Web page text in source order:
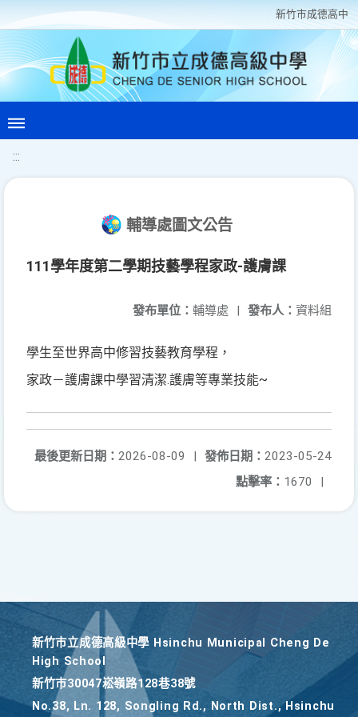
新竹巿成德高中
:::
輔導處圖文公告
111學年度第二學期技藝學程家政-護膚課
發布人： 資料組
發布單位： 輔導處 |
學生至世界高中修習技藝教育學程，
家政－護膚課中學習清潔.護膚等專業技能~
發佈日期： 2023-05-24
最後更新日期： 2026-08-09
|
點擊率： 1670 |
新竹巿立成德高級中學 Hsinchu Municipal Cheng De
High School
新竹巿30047崧嶺路128巷38號
No.38, Ln. 128, Songling Rd., North Dist., Hsinchu